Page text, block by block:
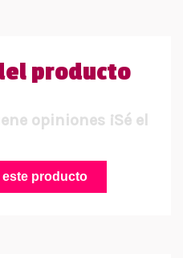
producto
opiniones ¡Sé el
producto